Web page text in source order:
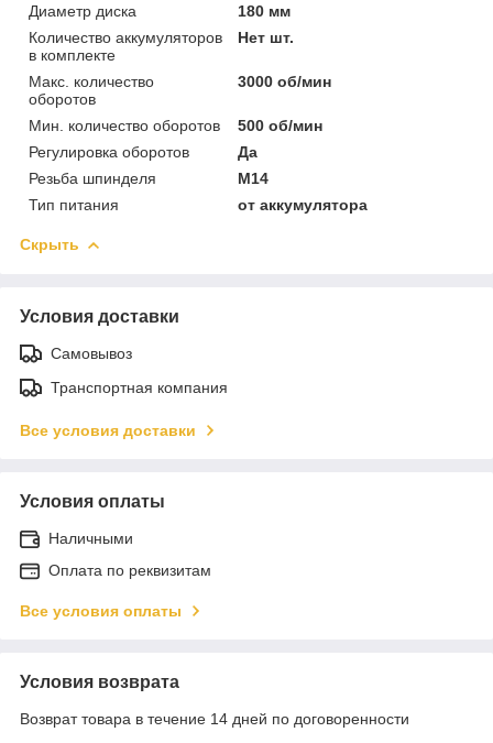
Диаметр диска
180 мм
Количество аккумуляторов
в комплекте
Нет шт.
Макс. количество
оборотов
3000 об/мин
Мин. количество оборотов
500 об/мин
Регулировка оборотов
Да
Резьба шпинделя
M14
Тип питания
от аккумулятора
Скрыть
Условия доставки
Самовывоз
Транспортная компания
Все условия доставки
Условия оплаты
Наличными
Оплата по реквизитам
Все условия оплаты
Условия возврата
Возврат товара в течение 14 дней по договоренности